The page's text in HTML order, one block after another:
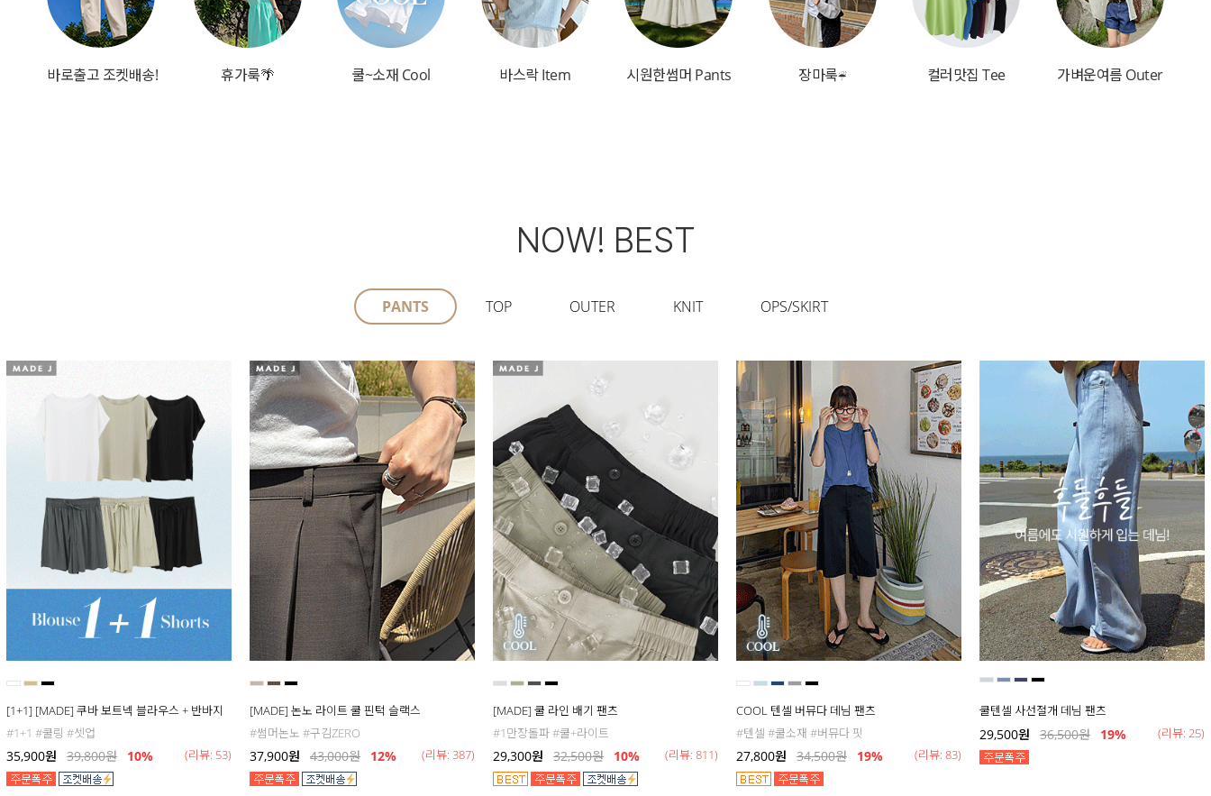
바로출고 조켓배송! 휴가룩🌴 쿨~소재 Cool 바스락 Item 시원한썸머 Pants 장마룩☔ 컬러맛집 Tee 가벼운여름 Outer
NOW! BEST
PANTS TOP OUTER KNIT OPS/SKIRT
[1+1] [MADE] 쿠바 보트넥 블라우스 + 반바지
#1+1 #쿨링 #셋업
35,900원 39,800원 10% (리뷰: 53)
[MADE] 논노 라이트 쿨 핀턱 슬랙스
#썸머논노 #구김ZERO
37,900원 43,000원 12% (리뷰: 387)
[MADE] 쿨 라인 배기 팬츠
#1만장돌파 #쿨+라이트
29,300원 32,500원 10% (리뷰: 811)
COOL 텐셀 버뮤다 데님 팬츠
#텐셀 #쿨소재 #버뮤다 핏
27,800원 34,500원 19% (리뷰: 83)
쿨텐셀 사선절개 데님 팬츠
29,500원 36,500원 19% (리뷰: 25)